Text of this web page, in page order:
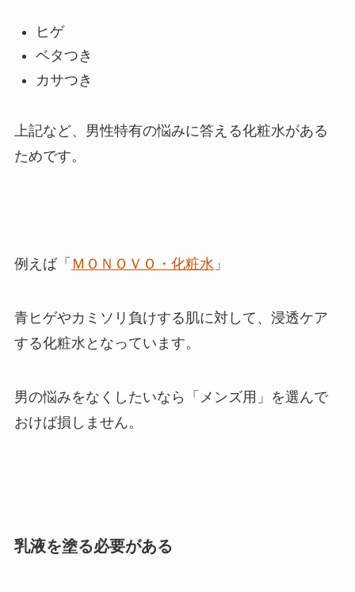
ヒゲ
ベタつき
カサつき
上記など、 男性特有の悩みに答える化粧水がある
ためです。
例えば「 ＭＯＮＯＶＯ・化粧水 」
青ヒゲやカミソリ負けする肌に対して、浸透ケア
する化粧水となっています。
男の悩みをなくしたいなら「メンズ用」を選んで
おけば損しません。
乳液を塗る必要がある